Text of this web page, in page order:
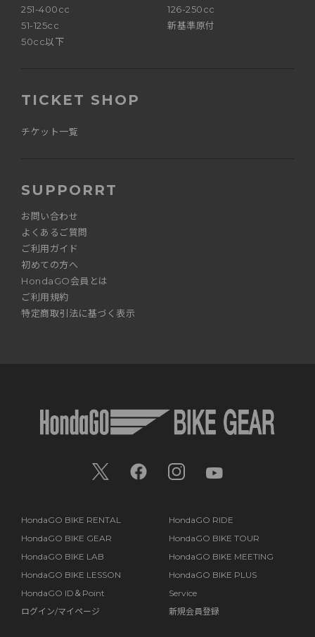
251-400cc
126-250cc
51-125cc
新基準原付
50cc以下
TICKET SHOP
チケット一覧
SUPPORRT
お問い合わせ
よくあるご質問
ご利用ガイド
初めての方へ
HondaGO会員とは
ご利用規約
特定商取引法に基づく表示
HondaGO BIKE RENTAL
HondaGO RIDE
HondaGO BIKE GEAR
HondaGO BIKE TOUR
HondaGO BIKE LAB
HondaGO BIKE MEETING
HondaGO BIKE LESSON
HondaGO BIKE PLUS
HondaGO ID＆Point
Service
ログイン/マイページ
新規会員登録